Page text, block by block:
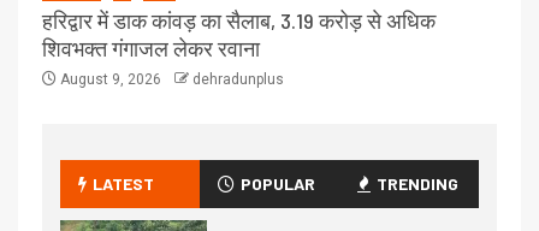
हरिद्वार में डाक कांवड़ का सैलाब, 3.19 करोड़ से अधिक
शिवभक्त गंगाजल लेकर रवाना
August 9, 2026 dehradunplus
LATEST POPULAR TRENDING